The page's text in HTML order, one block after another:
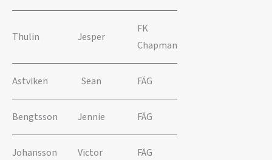
Thulin Jesper
FK
Chapman
Astviken Sean FÄG
Bengtsson Jennie FÄG
Johansson Victor FÄG